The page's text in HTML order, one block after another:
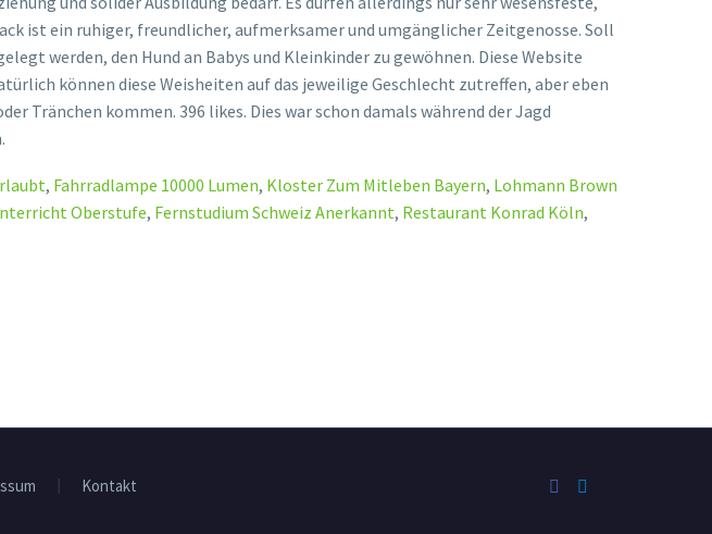
, Fahrradlampe 10000 Lumen, Kloster Zum Mitleben Bayern, Lohmann Brown
Oberstufe, Fernstudium Schweiz Anerkannt, Restaurant Konrad Köln,
Kontakt